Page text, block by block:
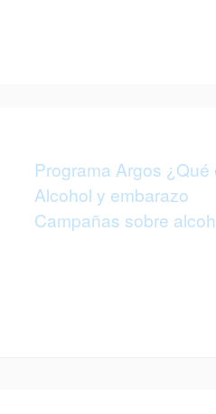
Programa Argos ¿Qué
Alcohol y embarazo
Campañas sobre